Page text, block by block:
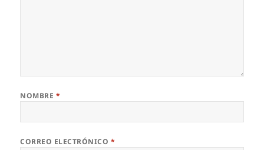
NOMBRE *
CORREO ELECTRÓNICO *